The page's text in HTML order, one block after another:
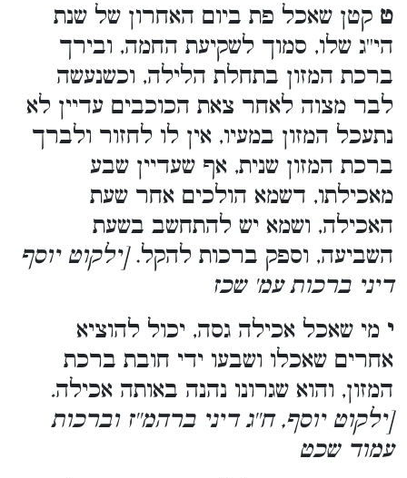
ט קטן שאכל פת ביום האחרון של שנת
הי''ג שלו, סמוך לשקיעת החמה, ובירך
ברכת המזון בתחלת הלילה, וכשנעשה
לבר מצוה לאחר צאת הכוכבים עדיין לא
נתעכל המזון במעיו, אין לו לחזור ולברך
ברכת המזון שנית, אף שעדיין שבע
מאכילתו, דשמא הולכים אחר שעת
האכילה, ושמא יש להתחשב בשעת
השביעה, וספק ברכות להקל.[ילקוט יוסף
דיני ברכות עמ' שכז
י מי שאכל אכילה גסה, יכול להוציא
אחרים שאכלו ושבעו ידי חובת ברכת
המזון, והוא שגרונו נהנה באותה אכילה.
[ילקוט יוסף, ח''ג דיני ברהמ''ז וברכות
עמוד שכט